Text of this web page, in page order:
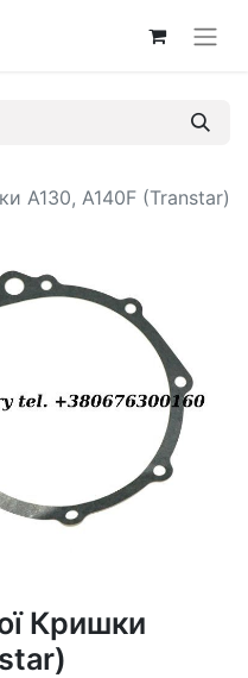
A130, A140F (Transtar)
Кришки